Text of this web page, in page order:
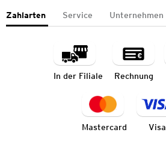
Zahlarten Service Unternehmen
In der Filiale Rechnung
Mastercard Visa